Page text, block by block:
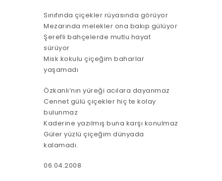
Sınıfında çiçekler rüyasında görüyor
Mezarında melekler ona bakıp gülüyor
Şerefli bahçelerde mutlu hayat
sürüyor
Misk kokulu çiçeğim baharlar
yaşamadı
Özkanlı’nın yüreği acılara dayanmaz
Cennet gülü çiçekler hiç te kolay
bulunmaz
Kaderine yazılmış buna karşı konulmaz
Güler yüzlü çiçeğim dünyada
kalamadı.
06.04.2008